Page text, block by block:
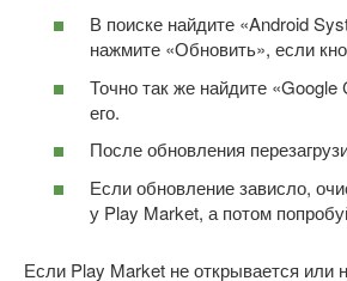
В поиске найдите «Android
нажмите «Обновить», если
Точно так же найдите «Google
его.
После обновления
Если обновление зависло,
у Play Market, а потом
Если Play Market не открывается или